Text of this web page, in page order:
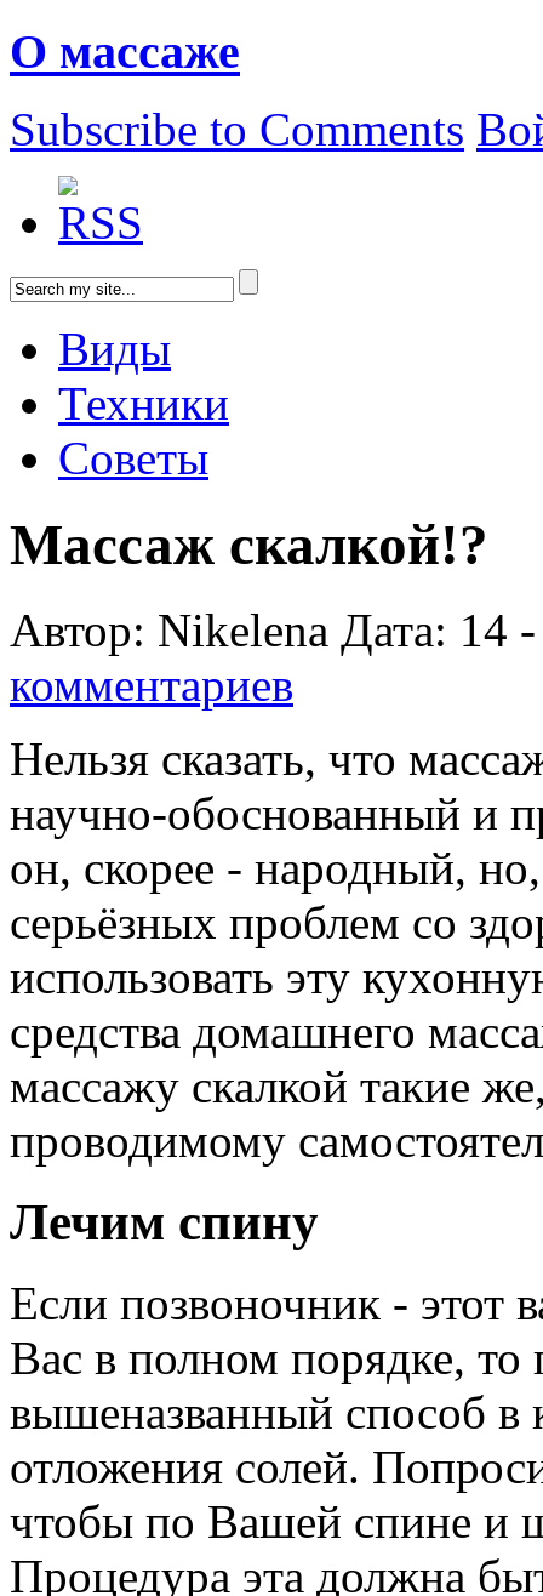
О массаже
Subscribe to Comments
Виды
Техники
Советы
Массаж скалкой!?
Автор: Nikelena Дата:
комментариев
Нельзя сказать, что
научно-обоснованный и
он, скорее - народный,
серьёзных проблем со
использовать эту
средства домашнего
массажу скалкой такие
проводимому
Лечим спину
Если позвоночник - этот
Вас в полном порядке, то
вышеназванный способ в
отложения солей.
чтобы по Вашей спине и
Процедура эта должна